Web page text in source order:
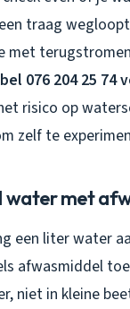
traag
met
bel 076 204 25 74
risico op
zelf te
water met
een liter water
afwasmiddel
niet in kleine